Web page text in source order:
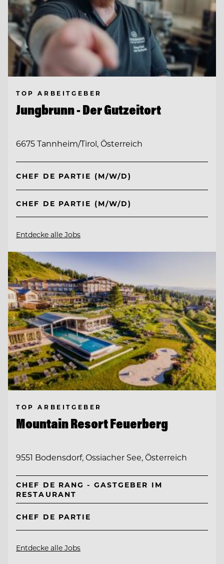
TOP ARBEITGEBER
Jungbrunn - Der Gutzeitort
6675 Tannheim/Tirol, Österreich
CHEF DE PARTIE (M/W/D)
CHEF DE PARTIE (M/W/D)
Entdecke alle Jobs
TOP ARBEITGEBER
Mountain Resort Feuerberg
9551 Bodensdorf, Ossiacher See, Österreich
CHEF DE RANG - GASTGEBER IM
RESTAURANT
CHEF DE PARTIE
Entdecke alle Jobs